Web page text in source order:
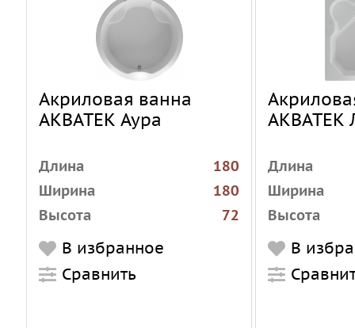
Акриловая ванна
АКВАТЕК Аура
Длина
180
Ширина
180
Высота
72
Установка
отдельностоящая
Форма
Материал
В избранное
Сравнить
АКВАТЕК
Длина
Ширина
Высота
Установка
Форма
Материал
В